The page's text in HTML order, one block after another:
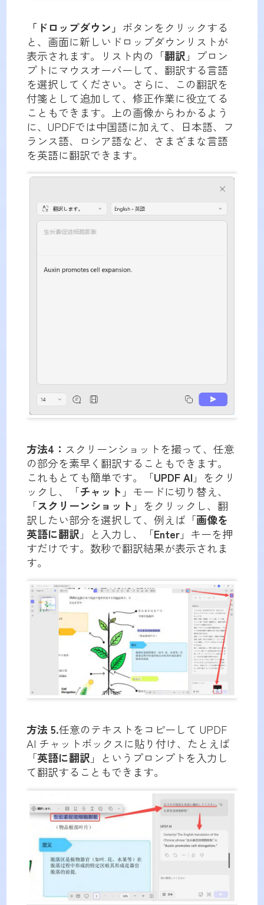
「ドロップダウン」 ボタンをクリックする
と、画面に新しいドロップダウンリストが
表示されます。リスト内の「翻訳 」プロン
プトにマウスオーバーして、翻訳する言語
を選択してください。さらに、この翻訳を
付箋として追加して、修正作業に役立てる
こともできます。上の画像からわかるよう
に、UPDFでは中国語に加えて、日本語、フ
ランス語、ロシア語など、さまざまな言語
を英語に翻訳できます。
方法4： スクリーンショットを撮って、任意
の部分を素早く翻訳することもできます。
これもとても簡単です。「UPDF AI 」をクリ
ックし、「チャット 」モードに切り替え、
「スクリーンショット 」をクリックし、翻
訳したい部分を選択して、例えば「画像を
英語に翻訳 」と入力し、「Enter」キーを押
すだけです。数秒で翻訳結果が表示されま
す。
方法 5.任意のテキストをコピーして UPDF
AI チャットボックスに貼り付け、たとえば
「英語に翻訳 」というプロンプトを入力し
て翻訳することもできます。